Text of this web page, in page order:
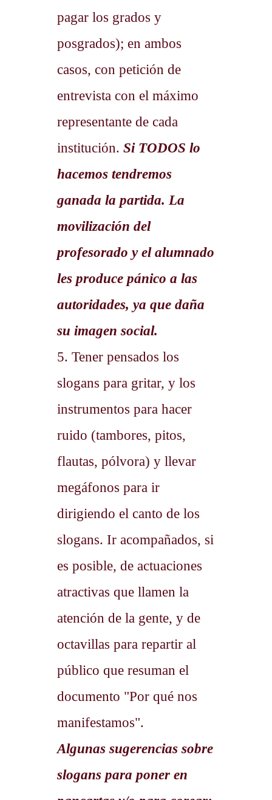
pagar los grados y
posgrados); en ambos
casos, con petición de
entrevista con el máximo
representante de cada
institución. Si TODOS lo
hacemos tendremos
ganada la partida. La
movilización del
profesorado y el alumnado
les produce pánico a las
autoridades, ya que daña
su imagen social.
5. Tener pensados los
slogans para gritar, y los
instrumentos para hacer
ruido (tambores, pitos,
flautas, pólvora) y llevar
megáfonos para ir
dirigiendo el canto de los
slogans. Ir acompañados, si
es posible, de actuaciones
atractivas que llamen la
atención de la gente, y de
octavillas para repartir al
público que resuman el
documento "Por qué nos
manifestamos".
Algunas sugerencias sobre
slogans para poner en